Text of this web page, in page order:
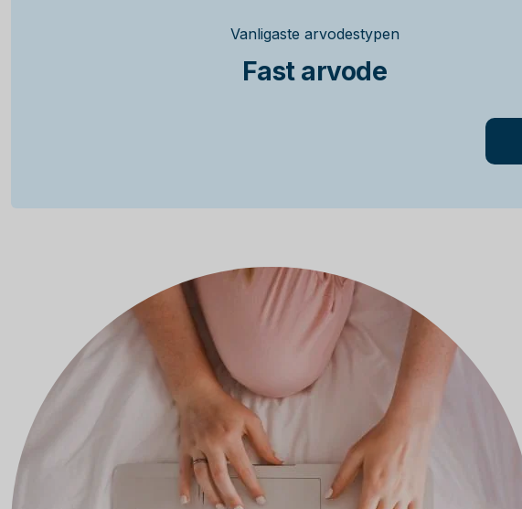
Vanligaste arvodestypen
Fast arvode